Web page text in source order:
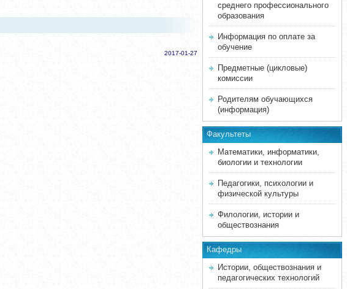
2017-01-27
среднего профессионального
образования
Информация по оплате за
обучение
Предметные (цикловые)
комиссии
Родителям обучающихся
(информация)
Факультеты
Математики, информатики,
биологии и технологии
Педагогики, психологии и
физической культуры
Филологии, истории и
обществознания
Кафедры
Истории, обществознания и
педагогических технологий